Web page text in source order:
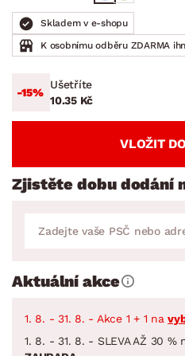
Skladem v e-shopu
K osobnímu odběru ZDARMA
-15%
Ušetříte
10.35 Kč
VLOŽIT
Zjistěte dobu dodání
Aktuální akce
1. 8. - 31. 8. - Akce 1 + 1 na
1. 8. - 31. 8. - SLEVA AŽ 30